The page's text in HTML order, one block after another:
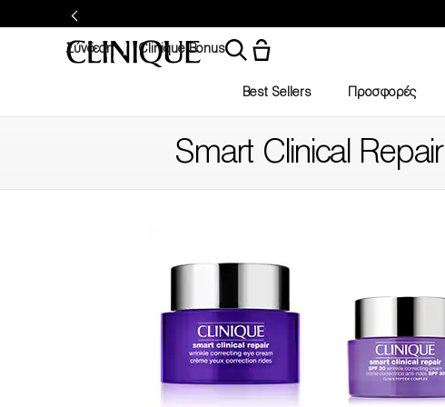
Σύνδεση Clinique Bonus
Best Sellers Προσφορές
Smart Clinical Repair